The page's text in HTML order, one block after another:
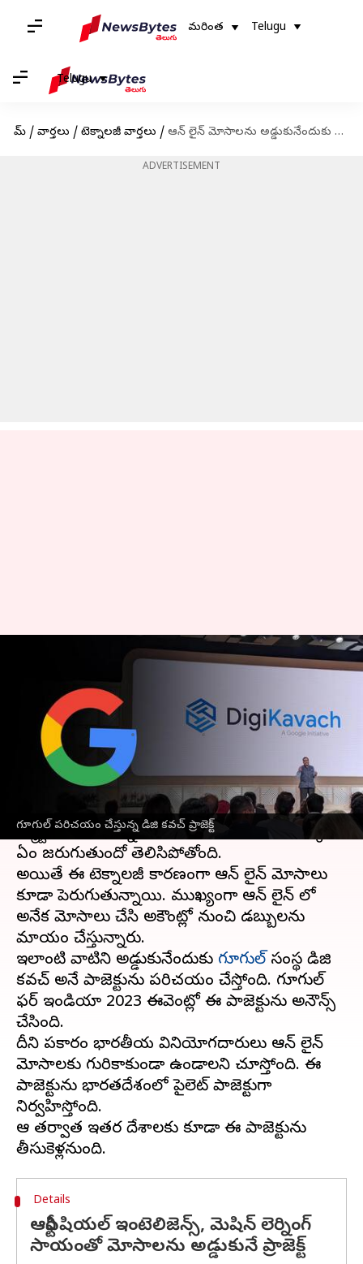
మరింత Telugu
Telugu
హోమ్ / వార్తలు / టెక్నాలజీ వార్తలు / ఆన్ లైన్ మోసాలను అడ్డుకునేందుకు గూగుల్ పరిచయం చేస్తున్న డిజి కవచ్
ADVERTISEMENT
గూగుల్ పరిచయం చేస్తున్న డిజి కవచ్ ప్రాజెక్ట్
ఆన్ లైన్ మోసాలను అడ్డుకునేందుకు
గూగుల్ పరిచయం చేస్తున్న డిజి
కవచ్
వ్రాసిన వారు Sriram Pranateja Oct 19, 2023 02:35 pm
ఈ వార్తాకథనం ఏంటి
ప్రస్తుతం ప్రపంచమంతా మన చేతుల్లోకి వచ్చేసింది.
స్మార్ట్ ఫోన్, ఇంటర్నెట్ కారణంగా ప్రపంచంలో ఎక్కడ
ఏం జరుగుతుందో తెలిసిపోతోంది.
అయితే ఈ టెక్నాలజీ కారణంగా ఆన్ లైన్ మోసాలు
కూడా పెరుగుతున్నాయి. ముఖ్యంగా ఆన్ లైన్ లో
అనేక మోసాలు చేసి అకౌంట్లో నుంచి డబ్బులను
మాయం చేస్తున్నారు.
ఇలాంటి వాటిని అడ్డుకునేందుకు గూగుల్ సంస్థ డిజి
కవచ్ అనే ప్రాజెక్టును పరిచయం చేస్తోంది. గూగుల్
ఫర్ ఇండియా 2023 ఈవెంట్లో ఈ ప్రాజెక్టును అనౌన్స్
చేసింది.
దీని ప్రకారం భారతీయ వినియోగదారులు ఆన్ లైన్
మోసాలకు గురికాకుండా ఉండాలని చూస్తోంది. ఈ
ప్రాజెక్టును భారతదేశంలో పైలెట్ ప్రాజెక్టుగా
నిర్వహిస్తోంది.
ఆ తర్వాత ఇతర దేశాలకు కూడా ఈ ప్రాజెక్టును
Details
ఆర్టీఫిషియల్ ఇంటెలిజెన్స్, మెషిన్ లెర్నింగ్
సాయంతో మోసాలను అడ్డుకునే ప్రాజెక్ట్